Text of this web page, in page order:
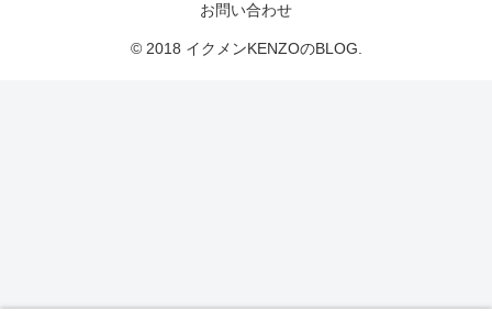
お問い合わせ
© 2018 イクメンKENZOのBLOG.